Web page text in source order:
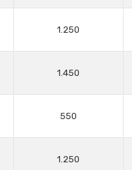
1.250
1.450
550
1.250